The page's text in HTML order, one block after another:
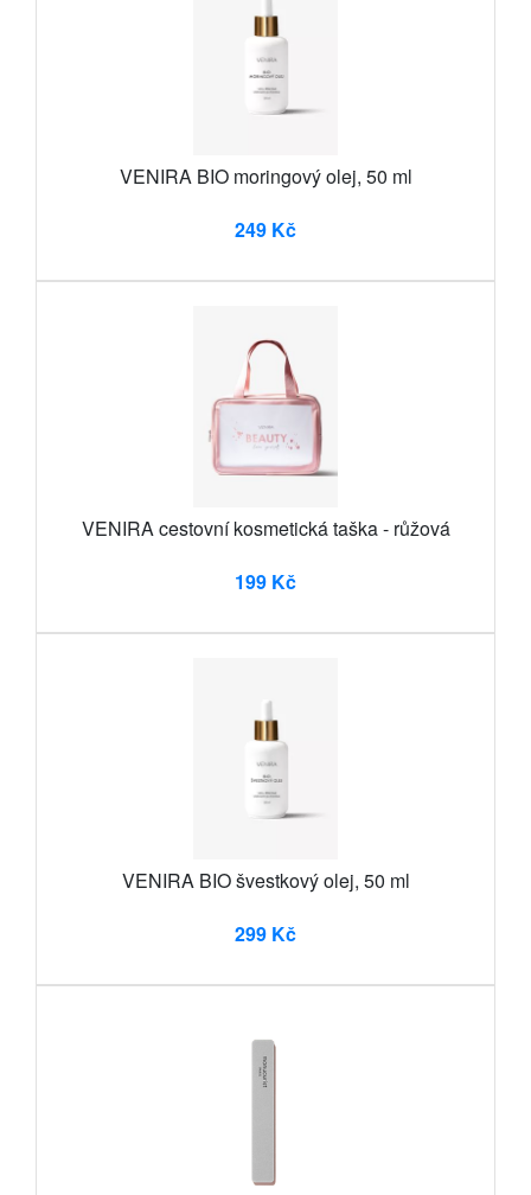
VENIRA BIO moringový olej, 50 ml
249 Kč
VENIRA cestovní kosmetická taška - růžová
199 Kč
VENIRA BIO švestkový olej, 50 ml
299 Kč